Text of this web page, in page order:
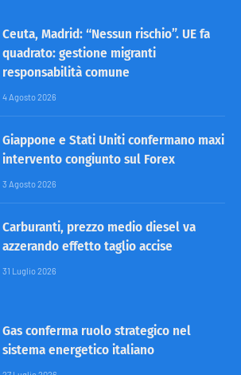
Ceuta, Madrid: “Nessun rischio”. UE fa
quadrato: gestione migranti
responsabilità comune
4 Agosto 2026
Giappone e Stati Uniti confermano maxi
intervento congiunto sul Forex
3 Agosto 2026
Carburanti, prezzo medio diesel va
azzerando effetto taglio accise
31 Luglio 2026
Gas conferma ruolo strategico nel
sistema energetico italiano